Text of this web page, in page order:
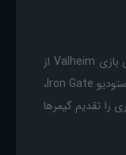
بازی Valheim استودیو آیرون گیت در نشست خبری اخیر خود اعلام کرد که فروش بازی Valheim از
۱۰ میلیون نسخه فراتر رفت. یک سال و چند ماه از عرضه بازی Valheim می‌گذرد و استودیو Iron Gate،
را تقدیم گیمرها